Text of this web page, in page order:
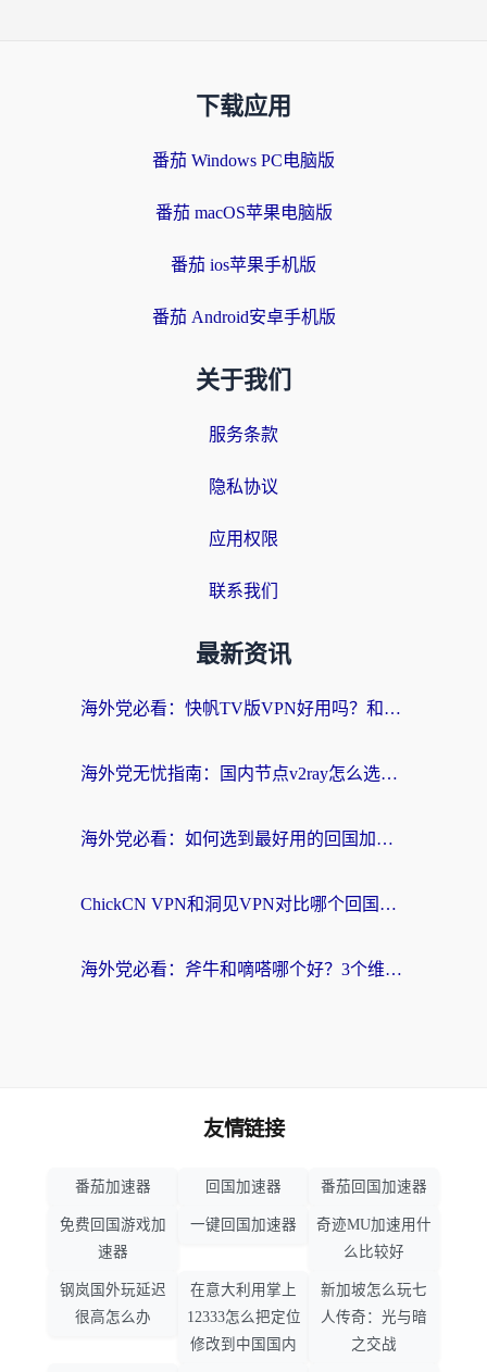
下载应用
番茄 Windows PC电脑版
番茄 macOS苹果电脑版
番茄 ios苹果手机版
番茄 Android安卓手机版
关于我们
服务条款
隐私协议
应用权限
联系我们
最新资讯
海外党必看：快帆TV版VPN好用吗？和快游VPN对比哪个回国效果更好？附实用避坑指南
海外党无忧指南：国内节点v2ray怎么选？一键回国VPN+多场景实测帮你避坑
海外党必看：如何选到最好用的回国加速器？从节点到售后的全维度指南
ChickCN VPN和洞见VPN对比哪个回国效果更好？海外党亲测3款加速器+避坑指南
海外党必看：斧牛和嘀嗒哪个好？3个维度教你选对回国加速器
友情链接
番茄加速器 回国加速器 番茄回国加速器
免费回国游戏加
速器
一键回国加速器
奇迹MU加速用什
么比较好
钢岚国外玩延迟
很高怎么办
在意大利用掌上
12333怎么把定位
修改到中国国内
新加坡怎么玩七
人传奇：光与暗
之交战